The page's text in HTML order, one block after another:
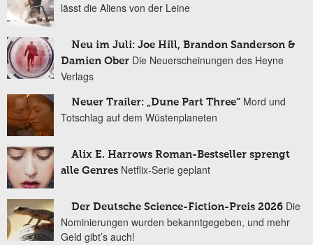
lässt die Aliens von der Leine
Neu im Juli: Joe Hill, Brandon Sanderson &
Damien Ober Die Neuerscheinungen des Heyne
Verlags
Neuer Trailer: „Dune Part Three“ Mord und
Totschlag auf dem Wüstenplaneten
Alix E. Harrows Roman-Bestseller sprengt
alle Genres Netflix-Serie geplant
Der Deutsche Science-Fiction-Preis 2026 Die
Nominierungen wurden bekanntgegeben, und mehr
Geld gibt’s auch!